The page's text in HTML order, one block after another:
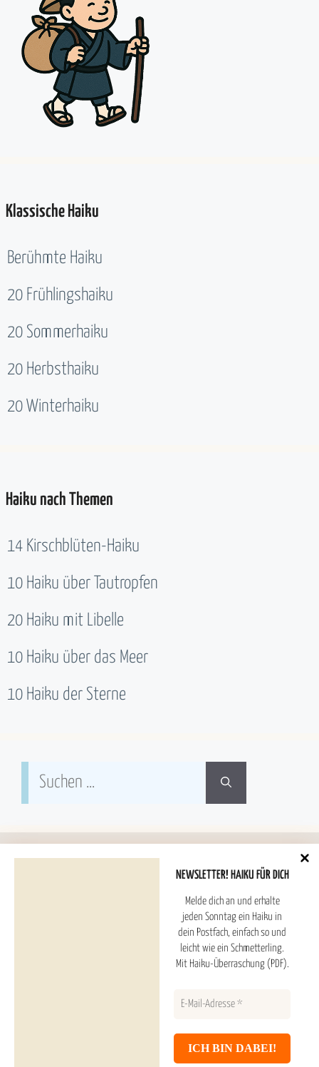
NEWSLETTER! HAIKU FÜR DICH
Melde dich an und erhalte
jeden Sonntag ein Haiku in
dein Postfach, einfach so und
leicht wie ein Schmetterling.
Mit Haiku-Überraschung (PDF).
Klassische Haiku
Berühmte Haiku
20 Frühlingshaiku
20 Sommerhaiku
20 Herbsthaiku
20 Winterhaiku
Haiku nach Themen
14 Kirschblüten-Haiku
10 Haiku über Tautropfen
20 Haiku mit Libelle
10 Haiku über das Meer
10 Haiku der Sterne
Suchen
nach:
Haiku Überraschung (PDF) und Newsletter